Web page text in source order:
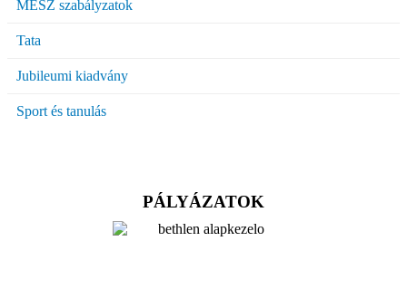
MESZ szabályzatok
Tata
Jubileumi kiadvány
Sport és tanulás
PÁLYÁZATOK